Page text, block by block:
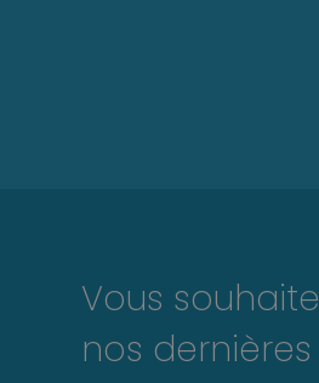
Vous
nos